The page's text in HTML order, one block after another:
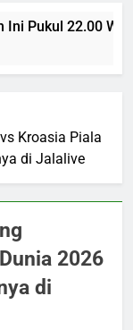
Ini Pukul 22.00
Kroasia Piala
di Jalalive
2026
di